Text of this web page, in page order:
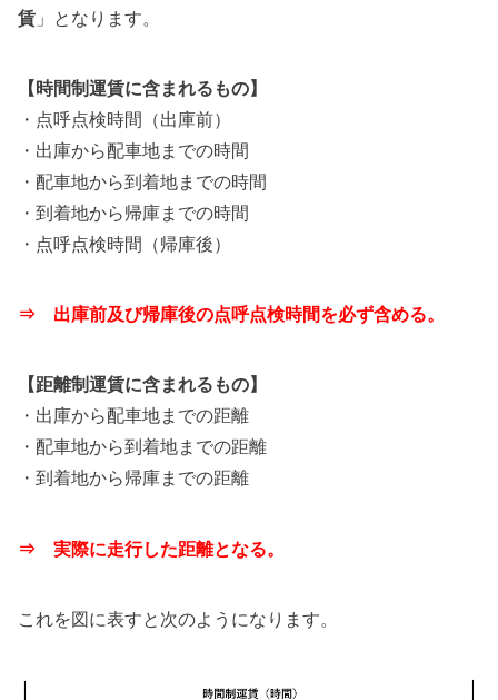
賃 」となります。
【時間制運賃に含まれるもの】
・点呼点検時間（出庫前）
・出庫から配車地までの時間
・配車地から到着地までの時間
・到着地から帰庫までの時間
・点呼点検時間（帰庫後）
⇒ 出庫前及び帰庫後の点呼点検時間を必ず含める。
【距離制運賃に含まれるもの】
・出庫から配車地までの距離
・配車地から到着地までの距離
・到着地から帰庫までの距離
⇒ 実際に走行した距離となる。
これを図に表すと次のようになります。